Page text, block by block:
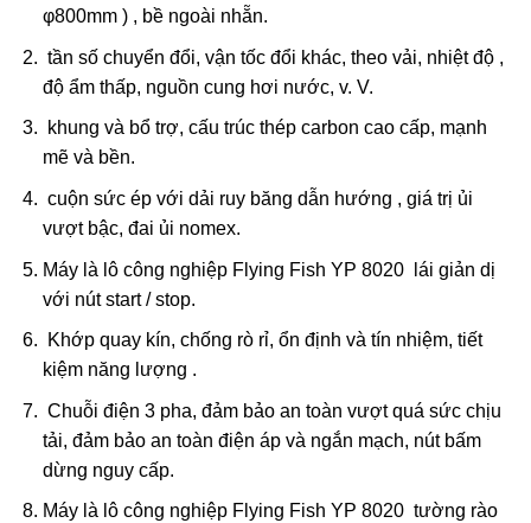
φ800mm ) , bề ngoài nhẵn.
tần số chuyển đổi, vận tốc đổi khác, theo vải, nhiệt độ ,
độ ẩm thấp, nguồn cung hơi nước, v. V.
khung và bổ trợ, cấu trúc thép carbon cao cấp, mạnh
mẽ và bền.
cuộn sức ép với dải ruy băng dẫn hướng , giá trị ủi
vượt bậc, đai ủi nomex.
Máy là lô công nghiệp Flying Fish YP 8020 lái giản dị
với nút start / stop.
Khớp quay kín, chống rò rỉ, ổn định và tín nhiệm, tiết
kiệm năng lượng .
Chuỗi điện 3 pha, đảm bảo an toàn vượt quá sức chịu
tải, đảm bảo an toàn điện áp và ngắn mạch, nút bấm
dừng nguy cấp.
Máy là lô công nghiệp Flying Fish YP 8020 tường rào